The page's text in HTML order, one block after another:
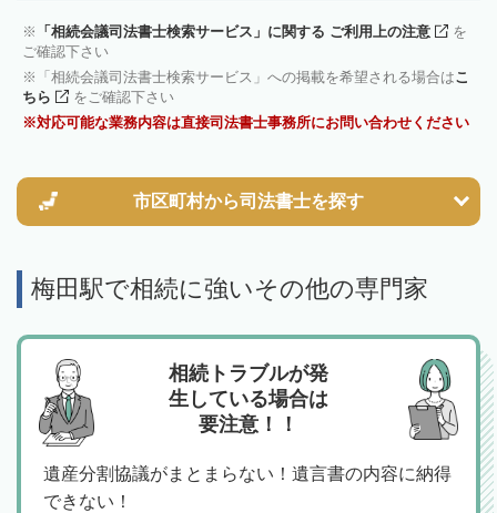
「相続会議司法書士検索サービス」に関する ご利用上の注意
を
ご確認下さい
「相続会議司法書士検索サービス」への掲載を希望される場合はこ
ちら
をご確認下さい
対応可能な業務内容は直接司法書士事務所にお問い合わせください
市区町村から司法書士を探す
梅田駅で相続に強いその他の専門家
相続トラブルが発
生している場合は
要注意！！
遺産分割協議がまとまらない！遺言書の内容に納得
できない！